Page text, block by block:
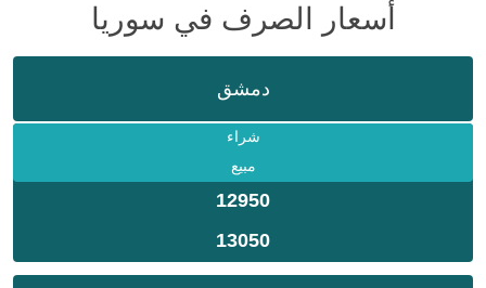
أسعار الصرف في سوريا
دمشق
شراء
مبيع
12950
13050